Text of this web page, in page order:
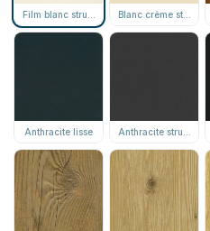
Film blanc structuré Blanc crème structuré
Anthracite lisse Anthracite structuré